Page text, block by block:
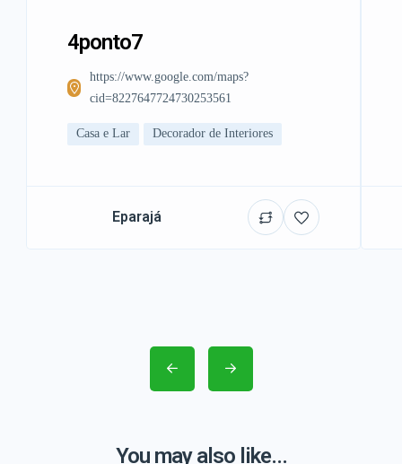
4ponto7
https://www.google.com/maps?
cid=8227647724730253561
Casa e Lar Decorador de Interiores
Eparajá
You may also like...